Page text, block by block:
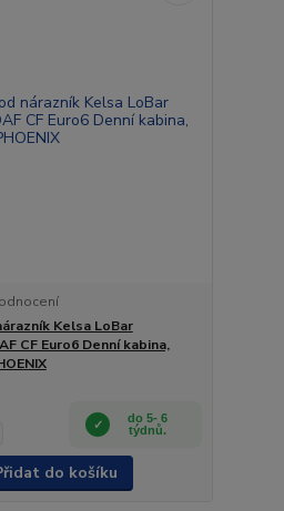
Kelsa LoBar
CF Euro6 Denní kabina,
do 5- 6
týdnů.
do košíku